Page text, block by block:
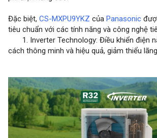
Đặc biệt, CS-MXPU9YKZ của Panasonic
tiêu chuẩn với các tính năng và công nghệ
1. Inverter Technology: Điều khiển điện
cách thông minh và hiệu quả, giảm thiểu